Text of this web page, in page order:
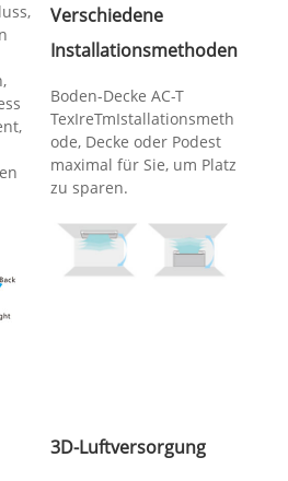
Verschiedene
Installationsmethoden
Boden-Decke AC-T
TexIreTmIstallationsmeth
ode, Decke oder Podest
maximal für Sie, um Platz
zu sparen.
3D-Luftversorgung